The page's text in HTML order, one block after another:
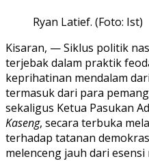
Ryan Latief. (Foto: Ist)
Kisaran, — Siklus politik
terjebak dalam praktik
keprihatinan mendalam
termasuk dari para
sekaligus Ketua Pasukan
Kaseng, secara terbuka
terhadap tatanan
melenceng jauh dari